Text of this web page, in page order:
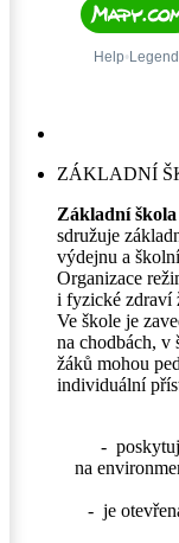
ZÁKLADNÍ
Základní škola
sdružuje
výdejnu a
Organizace
i fyzické zdraví
Ve škole je
na chodbách, v
žáků mohou
individuální
-
na
- je